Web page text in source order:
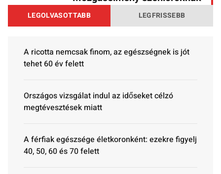
LEGOLVASOTTABB LEGFRISSEBB
A ricotta nemcsak finom, az egészségnek is jót
tehet 60 év felett
Országos vizsgálat indul az időseket célzó
megtévesztések miatt
A férfiak egészsége életkoronként: ezekre figyelj
40, 50, 60 és 70 felett